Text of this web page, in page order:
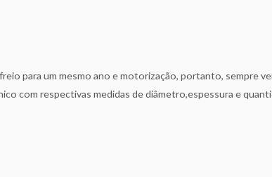
para um mesmo ano e motorização, portanto, sempre
com respectivas medidas de diâmetro,espessura e